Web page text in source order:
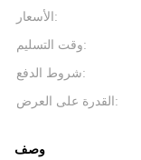
الأسعار:
وقت التسليم:
شروط الدفع:
القدرة على العرض:
وصف